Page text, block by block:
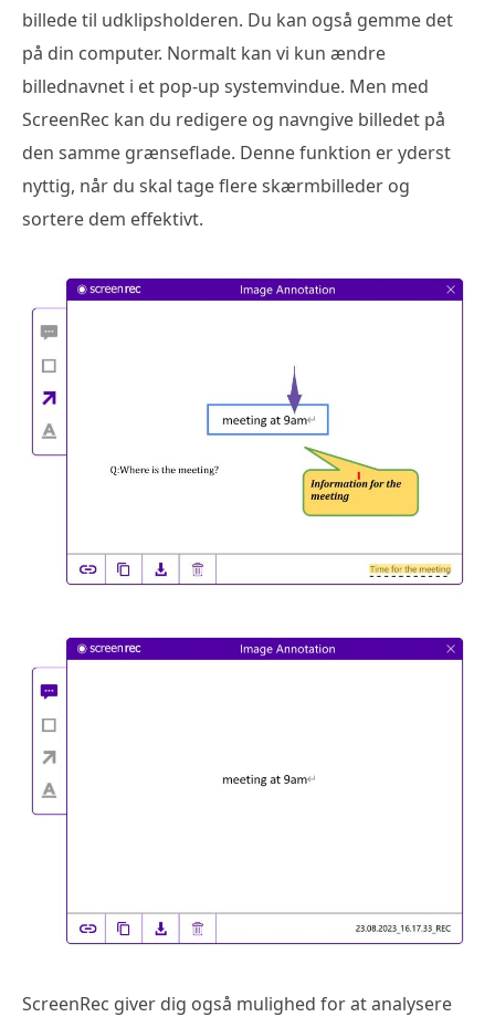
billede til udklipsholderen. Du kan også gemme det
på din computer. Normalt kan vi kun ændre
billednavnet i et pop-up systemvindue. Men med
ScreenRec kan du redigere og navngive billedet på
den samme grænseflade. Denne funktion er yderst
nyttig, når du skal tage flere skærmbilleder og
sortere dem effektivt.
ScreenRec giver dig også mulighed for at analysere